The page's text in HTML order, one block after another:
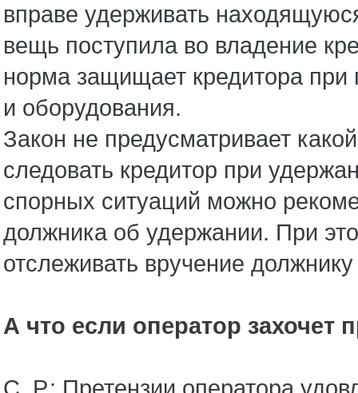
вправе удерживать
вещь поступила во владение
норма защищает кредитора
и оборудования.
Закон не предусматривает
следовать кредитор при
спорных ситуаций можно
должника об удержании. При
отслеживать вручение
А что если оператор захочет